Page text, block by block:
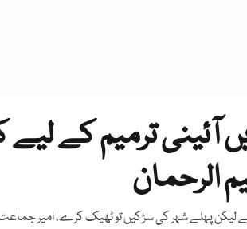
نے 26 ویں آئینی ترمیم
الرحمان
لیکن پہلے شہر کی سڑکیں تو ٹھیک کرے، امیر